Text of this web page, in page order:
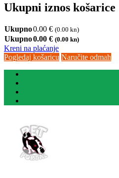
Ukupni iznos košarice
Ukupno0.00 € (0.00 kn)
Ukupno0.00 € (0.00 kn)
Kreni na plaćanje
Pogledaj košaricu Naručite odmah